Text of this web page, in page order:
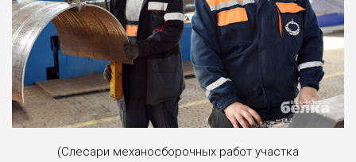
(Слесари механосборочных работ участка